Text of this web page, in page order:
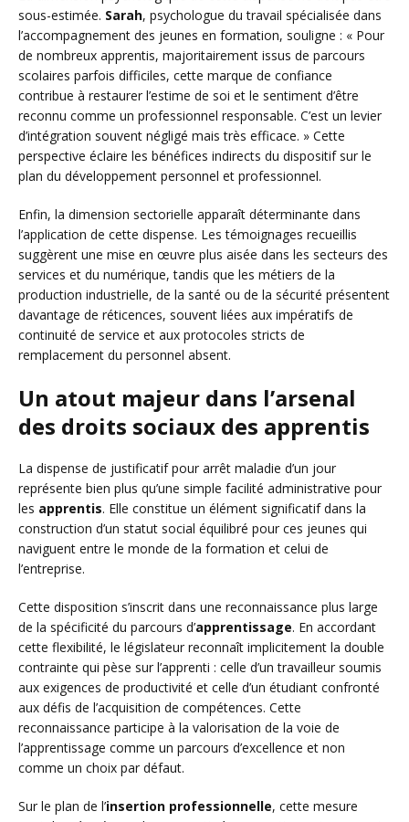
sous-estimée. Sarah, psychologue du travail spécialisée dans
l’accompagnement des jeunes en formation, souligne : « Pour
de nombreux apprentis, majoritairement issus de parcours
scolaires parfois difficiles, cette marque de confiance
contribue à restaurer l’estime de soi et le sentiment d’être
reconnu comme un professionnel responsable. C’est un levier
d’intégration souvent négligé mais très efficace. » Cette
perspective éclaire les bénéfices indirects du dispositif sur le
plan du développement personnel et professionnel.
Enfin, la dimension sectorielle apparaît déterminante dans
l’application de cette dispense. Les témoignages recueillis
suggèrent une mise en œuvre plus aisée dans les secteurs des
services et du numérique, tandis que les métiers de la
production industrielle, de la santé ou de la sécurité présentent
davantage de réticences, souvent liées aux impératifs de
continuité de service et aux protocoles stricts de
remplacement du personnel absent.
Un atout majeur dans l’arsenal
des droits sociaux des apprentis
La dispense de justificatif pour arrêt maladie d’un jour
représente bien plus qu’une simple facilité administrative pour
les apprentis. Elle constitue un élément significatif dans la
construction d’un statut social équilibré pour ces jeunes qui
naviguent entre le monde de la formation et celui de
l’entreprise.
Cette disposition s’inscrit dans une reconnaissance plus large
de la spécificité du parcours d’apprentissage. En accordant
cette flexibilité, le législateur reconnaît implicitement la double
contrainte qui pèse sur l’apprenti : celle d’un travailleur soumis
aux exigences de productivité et celle d’un étudiant confronté
aux défis de l’acquisition de compétences. Cette
reconnaissance participe à la valorisation de la voie de
l’apprentissage comme un parcours d’excellence et non
comme un choix par défaut.
Sur le plan de l’insertion professionnelle, cette mesure